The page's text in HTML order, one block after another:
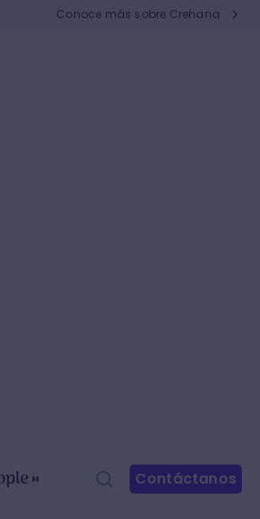
Conoce más sobre Crehana
Contáctanos